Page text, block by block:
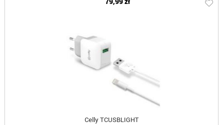
Celly TCUSBLIGHT